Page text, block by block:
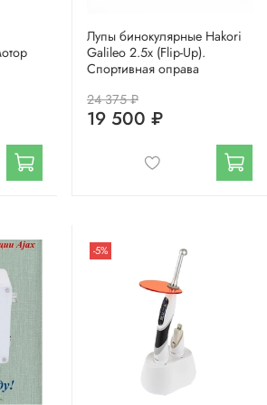
Лупы бинокулярные Hakori
Galileo 2.5x (Flip-Up).
Спортивная оправа
24 375 ₽
19 500 ₽
-5%